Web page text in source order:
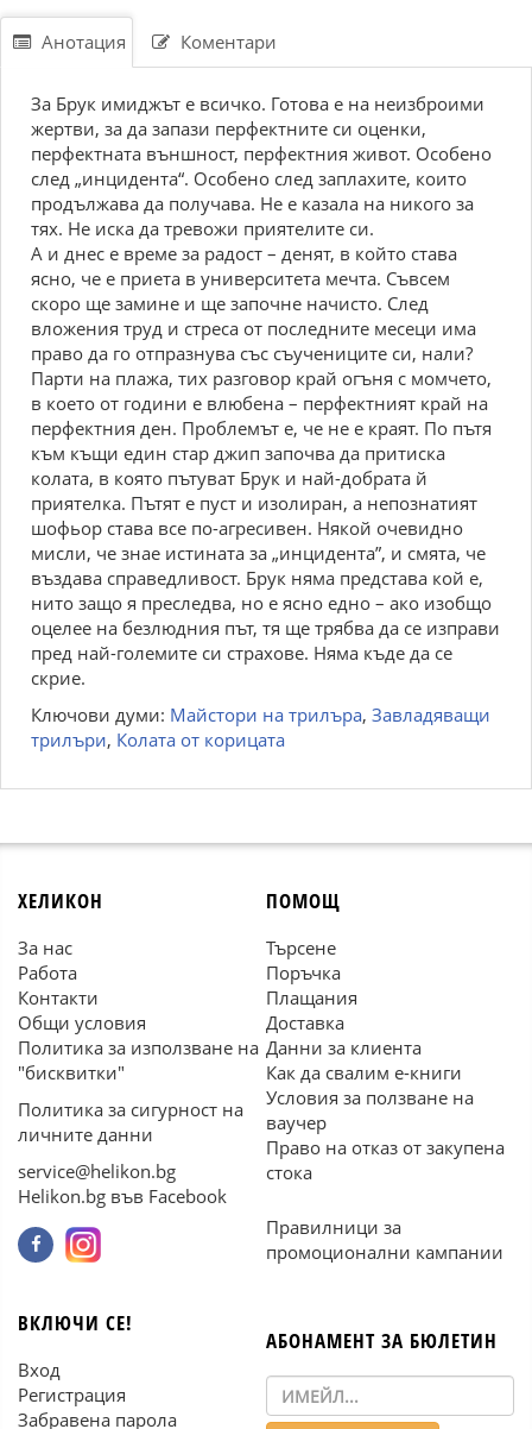
Анотация Коментари
За Брук имиджът е всичко. Готова е на неизброими
жертви, за да запази перфектните си оценки,
перфектната външност, перфектния живот. Особено
след „инцидента“. Особено след заплахите, които
продължава да получава. Не е казала на никого за
тях. Не иска да тревожи приятелите си.
А и днес е време за радост – денят, в който става
ясно, че е приета в университета мечта. Съвсем
скоро ще замине и ще започне начисто. След
вложения труд и стреса от последните месеци има
право да го отпразнува със съучениците си, нали?
Парти на плажа, тих разговор край огъня с момчето,
в което от години е влюбена – перфектният край на
перфектния ден. Проблемът е, че не е краят. По пътя
към къщи един стар джип започва да притиска
колата, в която пътуват Брук и най-добрата й
приятелка. Пътят е пуст и изолиран, а непознатият
шофьор става все по-агресивен. Някой очевидно
мисли, че знае истината за „инцидента”, и смята, че
въздава справедливост. Брук няма представа кой е,
нито защо я преследва, но е ясно едно – ако изобщо
оцелее на безлюдния път, тя ще трябва да се изправи
пред най-големите си страхове. Няма къде да се
скрие.
Ключови думи: Майстори на трилъра, Завладяващи
трилъри, Колата от корицата
ХЕЛИКОН
За нас
Работа
Контакти
Общи условия
Политика за използване на
"бисквитки"
Политика за сигурност на
личните данни
service@helikon.bg
Helikon.bg във Facebook
ПОМОЩ
Търсене
Поръчка
Плащания
Доставка
Данни за клиента
Как да свалим е-книги
Условия за ползване на
ваучер
Право на отказ от закупена
стока
Правилници за
промоционални кампании
ВКЛЮЧИ СЕ!
Вход
Регистрация
Забравена парола
АБОНАМЕНТ ЗА БЮЛЕТИН